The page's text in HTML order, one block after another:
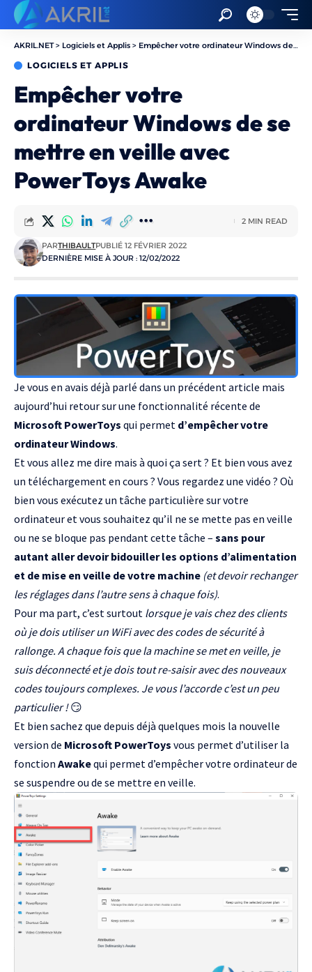
AKRIL.NET> Logiciels et Applis > Empêcher votre ordinateur Windows de se mettre en veille avec PowerToys Awake
LOGICIELS ET APPLIS
Empêcher votre
ordinateur Windows de se
mettre en veille avec
PowerToys Awake
DERNIÈRE MISE À JOUR : 12/02/2022
PARTHIBAULTPUBLIÉ 12 FÉVRIER 2022
2 MIN READ
Je vous en avais déjà parlé dans un précédent article mais
aujourd’hui retour sur une fonctionnalité récente de
Microsoft PowerToys qui permet d’empêcher votre
ordinateur Windows.
Et vous allez me dire mais à quoi ça sert ? Et bien vous avez
un téléchargement en cours ? Vous regardez une vidéo ? Où
bien vous exécutez un tâche particulière sur votre
ordinateur et vous souhaitez qu’il ne se mette pas en veille
ou ne se bloque pas pendant cette tâche – sans pour
autant aller devoir bidouiller les options d’alimentation
et de mise en veille de votre machine (et devoir rechanger
les réglages dans l’autre sens à chaque fois).
Pour ma part, c’est surtout lorsque je vais chez des clients
où je dois utiliser un WiFi avec des codes de sécurité à
rallonge. A chaque fois que la machine se met en veille, je
suis déconnecté et je dois tout re-saisir avec des nouveaux
codes toujours complexes. Je vous l’accorde c’est un peu
particulier !😏
Et bien sachez que depuis déjà quelques mois la nouvelle
version de Microsoft PowerToys vous permet d’utiliser la
fonction Awakequi permet d’empêcher votre ordinateur de
se suspendre ou de se mettre en veille.